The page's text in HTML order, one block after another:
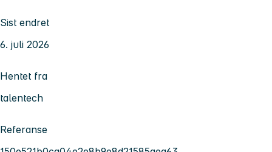
Sist endret
6. juli 2026
Hentet fra
talentech
Referanse